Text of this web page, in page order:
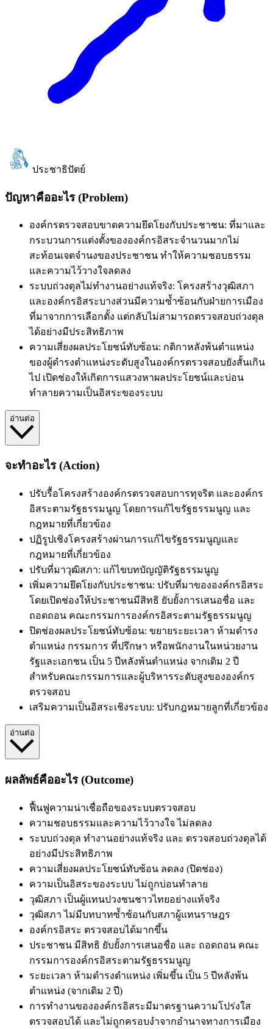
ประชาธิปัตย์
ปัญหาคืออะไร (Problem)
องค์กรตรวจสอบขาดความยึดโยงกับประชาชน: ที่มาและ
กระบวนการแต่งตั้งขององค์กรอิสระจำนวนมากไม่
สะท้อนเจตจำนงของประชาชน ทำให้ความชอบธรรม
และความไว้วางใจลดลง
ระบบถ่วงดุลไม่ทำงานอย่างแท้จริง: โครงสร้างวุฒิสภา
และองค์กรอิสระบางส่วนมีความซ้ำซ้อนกับฝ่ายการเมือง
ที่มาจากการเลือกตั้ง แต่กลับไม่สามารถตรวจสอบถ่วงดุล
ได้อย่างมีประสิทธิภาพ
ความเสี่ยงผลประโยชน์ทับซ้อน: กติกาหลังพ้นตำแหน่ง
ของผู้ดำรงตำแหน่งระดับสูงในองค์กรตรวจสอบยังสั้นเกิน
ไป เปิดช่องให้เกิดการแสวงหาผลประโยชน์และบ่อน
ทำลายความเป็นอิสระของระบบ
อ่านต่อ
จะทำอะไร (Action)
ปรับรื้อโครงสร้างองค์กรตรวจสอบการทุจริต และองค์กร
อิสระตามรัฐธรรมนูญ โดยการแก้ไขรัฐธรรมนูญ และ
กฎหมายที่เกี่ยวข้อง
ปฏิรูปเชิงโครงสร้างผ่านการแก้ไขรัฐธรรมนูญและ
กฎหมายที่เกี่ยวข้อง
ปรับที่มาวุฒิสภา: แก้ไขบทบัญญัติรัฐธรรมนูญ
เพิ่มความยึดโยงกับประชาชน: ปรับที่มาขององค์กรอิสระ
โดยเปิดช่องให้ประชาชนมีสิทธิ ยับยั้งการเสนอชื่อ และ
ถอดถอน คณะกรรมการองค์กรอิสระตามรัฐธรรมนูญ
ปิดช่องผลประโยชน์ทับซ้อน: ขยายระยะเวลา ห้ามดำรง
ตำแหน่ง กรรมการ ที่ปรึกษา หรือพนักงานในหน่วยงาน
รัฐและเอกชน เป็น 5 ปีหลังพ้นตำแหน่ง จากเดิม 2 ปี
สำหรับคณะกรรมการและผู้บริหารระดับสูงขององค์กร
ตรวจสอบ
เสริมความเป็นอิสระเชิงระบบ: ปรับกฎหมายลูกที่เกี่ยวข้อง
อ่านต่อ
ผลลัพธ์คืออะไร (Outcome)
ฟื้นฟูความน่าเชื่อถือของระบบตรวจสอบ
ความชอบธรรมและความไว้วางใจ ไม่ลดลง
ระบบถ่วงดุล ทำงานอย่างแท้จริง และ ตรวจสอบถ่วงดุลได้
อย่างมีประสิทธิภาพ
ความเสี่ยงผลประโยชน์ทับซ้อน ลดลง (ปิดช่อง)
ความเป็นอิสระของระบบ ไม่ถูกบ่อนทำลาย
วุฒิสภา เป็นผู้แทนปวงชนชาวไทยอย่างแท้จริง
วุฒิสภา ไม่มีบทบาทซ้ำซ้อนกับสภาผู้แทนราษฎร
องค์กรอิสระ ตรวจสอบได้มากขึ้น
ประชาชน มีสิทธิ ยับยั้งการเสนอชื่อ และ ถอดถอน คณะ
กรรมการองค์กรอิสระตามรัฐธรรมนูญ
ระยะเวลา ห้ามดำรงตำแหน่ง เพิ่มขึ้น เป็น 5 ปีหลังพ้น
ตำแหน่ง (จากเดิม 2 ปี)
การทำงานขององค์กรอิสระมีมาตรฐานความโปร่งใส
ตรวจสอบได้ และไม่ถูกครอบงำจากอำนาจทางการเมือง